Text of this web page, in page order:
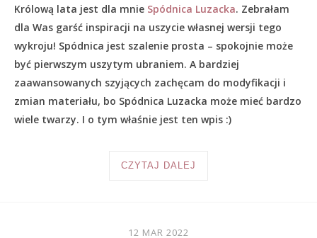
Królową lata jest dla mnie Spódnica Luzacka. Zebrałam
dla Was garść inspiracji na uszycie własnej wersji tego
wykroju! Spódnica jest szalenie prosta – spokojnie może
być pierwszym uszytym ubraniem. A bardziej
zaawansowanych szyjących zachęcam do modyfikacji i
zmian materiału, bo Spódnica Luzacka może mieć bardzo
wiele twarzy. I o tym właśnie jest ten wpis :)
CZYTAJ DALEJ
12 MAR 2022